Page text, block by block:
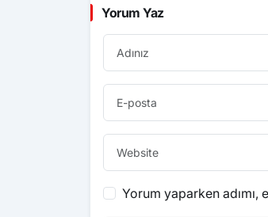
Yorum Yaz
Yorum yaparken adımı,